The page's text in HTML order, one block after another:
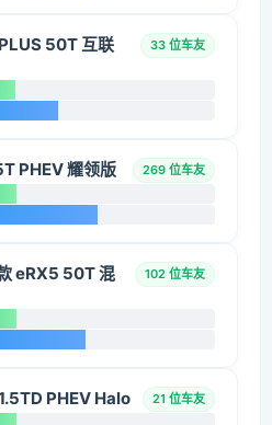
50T 互联
33 位车友
PHEV 耀领版 269 位车友
eRX5 50T 混
102 位车友
PHEV Halo 21 位车友